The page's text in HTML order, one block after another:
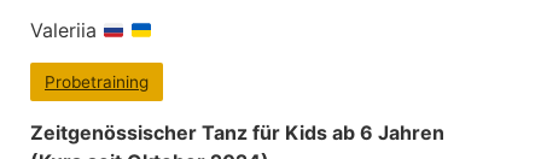
Zeitgenössischer Tanz für Kids ab 6 Jahren
Valeriia
Probetraining